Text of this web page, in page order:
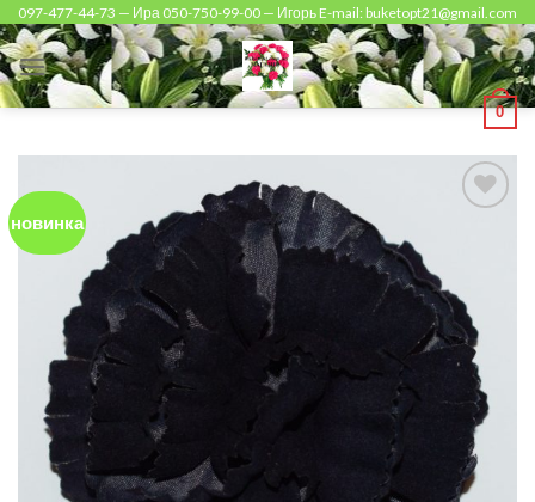
Skip
to
content
097-477-44-73 — Ира 050-750-99-00 — Игорь E-mail: buketopt21@gmail.com
0
новинка
Wishlist